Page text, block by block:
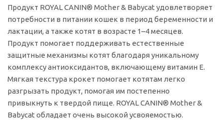
Продукт ROYAL CANIN® Mother & Babycat удовлетворяет
потребности в питании кошек в период беременности и
лактации, а также котят в возрасте 1–4 месяцев.
Продукт помогает поддерживать естественные
защитные механизмы котят благодаря уникальному
комплексу антиоксидантов, включающему витамин Е.
Мягкая текстура крокет помогает котятам легко
разгрызать продукт, помогая им постепенно
привыкнуть к твердой пище. ROYAL CANIN® Mother &
Babycat обладает очень высокой усвояемостью.